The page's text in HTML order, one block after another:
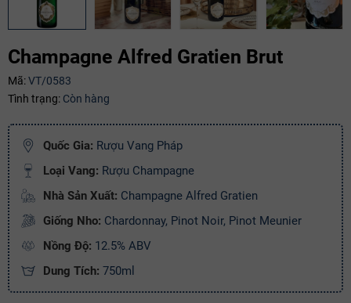
Champagne Alfred Gratien Brut
Mã:VT/0583
Tình trạng: Còn hàng
Quốc Gia: Rượu Vang Pháp
Loại Vang: Rượu Champagne
Nhà Sản Xuất: Champagne Alfred Gratien
Giống Nho: Chardonnay, Pinot Noir, Pinot Meunier
Nồng Độ: 12.5% ABV
Dung Tích: 750ml
Mã giảm giá:
Điều kiện:
Copy mã và nhập mã ở trangTHANH TOÁNbạn nhé!